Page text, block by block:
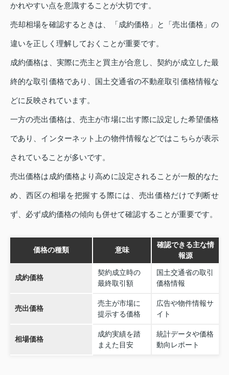
かれやすい点を意識することが大切です。
売却相場を確認するときは、「成約価格」と「売出価格」の
違いを正しく理解しておくことが重要です。
成約価格は、実際に売主と買主が合意し、契約が成立した最
終的な取引価格であり、国土交通省の不動産取引価格情報な
どに反映されています。
一方の売出価格は、売主が市場に出す際に設定した希望価格
であり、インターネット上の物件情報などではこちらが表示
されていることが多いです。
売出価格は成約価格より高めに設定されることが一般的なた
め、西区の相場を把握する際には、売出価格だけで判断せ
ず、必ず成約価格の傾向も併せて確認することが重要です。
価格の種類 意味
確認できる主な情
報源
成約価格
契約成立時の
最終取引額
国土交通省の取引
価格情報
売出価格
売主が市場に
提示する価格
広告や物件情報サ
イト
相場価格
成約実績を踏
まえた目安
統計データや価格
動向レポート